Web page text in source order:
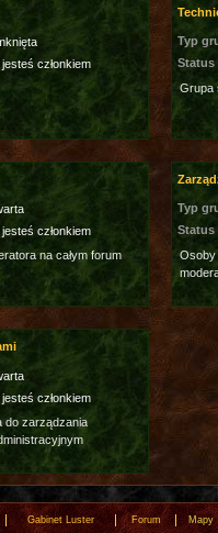
członkiem
Typ
Status
Grupa
członkiem
na całym forum
Typ
Status
Osoby
członkiem
do zarządzania
Gabinet Luster Forum Mapy